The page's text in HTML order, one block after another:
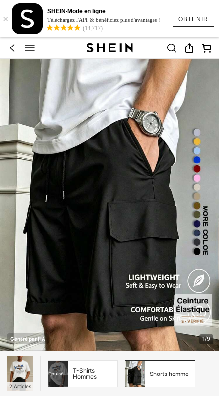
OBTENIR
×
SHEIN-Mode en ligne
Téléchargez l'APP & bénéficiez plus d'avantages !
(18,717)
Généré par l'IA 1/9
2 Articles
Épuisé
T-Shirts
Hommes
Shorts homme